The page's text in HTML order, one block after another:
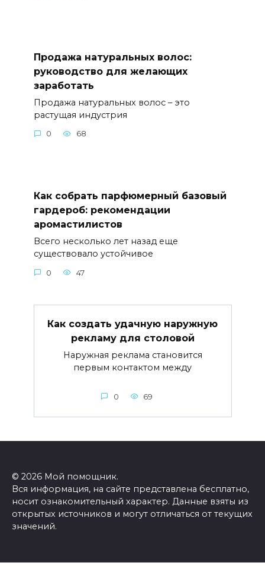
Продажа натуральных волос:
руководство для желающих
заработать
Продажа натуральных волос – это
растущая индустрия
0 68
Как собрать парфюмерный базовый
гардероб: рекомендации
аромастилистов
Всего несколько лет назад еще
существовало устойчивое
0 47
Как создать удачную наружную
рекламу для столовой
Наружная реклама становится
первым контактом между
0 69
© 2026 Мой помощник.
Вся информация, на сайте представлена бесплатно,
носит ознакомительный характер. Данные взяты из
открытых источников и могут отличаться от текущих
значений.